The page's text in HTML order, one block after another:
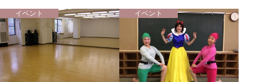
イベント イベント